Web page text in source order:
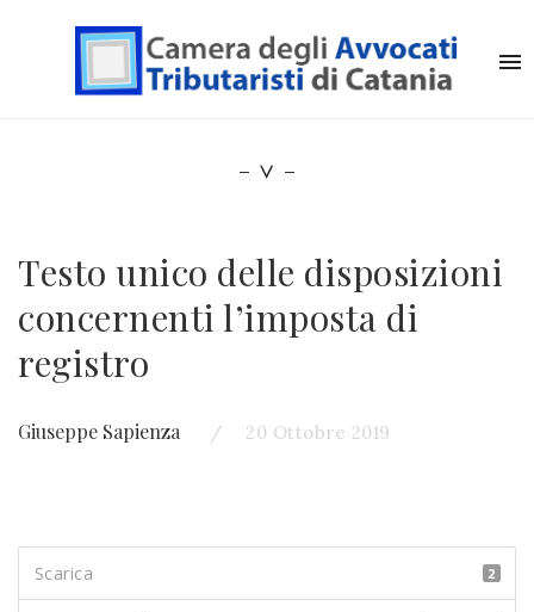
Testo unico delle disposizioni
concernenti l’imposta di
registro
Giuseppe Sapienza 20 Ottobre 2019
Scarica 2